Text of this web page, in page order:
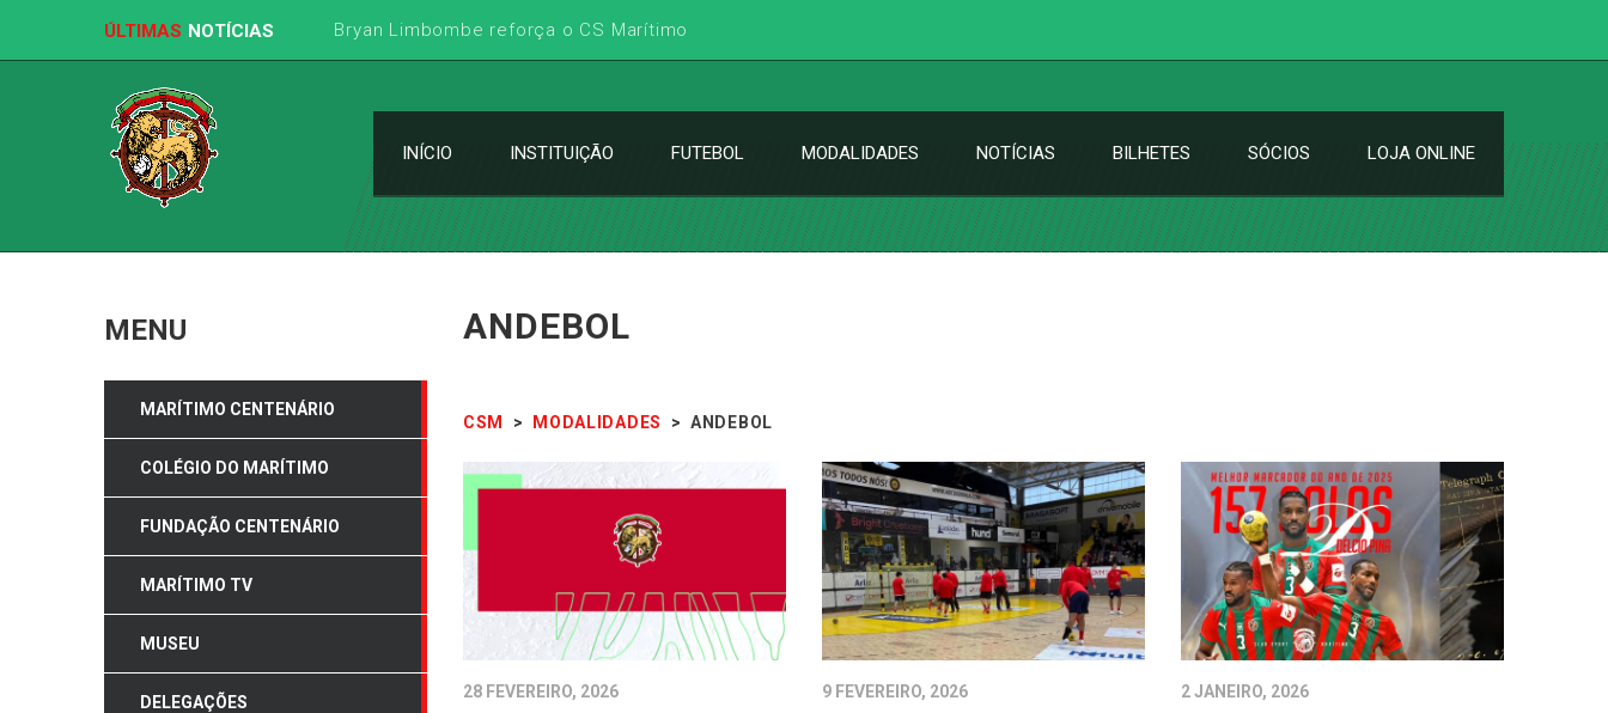
ÚLTIMAS NOTÍCIAS Bryan Limbombe reforça o CS Marítimo
INÍCIO INSTITUIÇÃO FUTEBOL MODALIDADES NOTÍCIAS BILHETES SÓCIOS LOJA ONLINE
ANDEBOL
CSM > MODALIDADES > ANDEBOL
28 FEVEREIRO, 2026 9 FEVEREIRO, 2026 2 JANEIRO, 2026
MENU
MARÍTIMO CENTENÁRIO
COLÉGIO DO MARÍTIMO
FUNDAÇÃO CENTENÁRIO
MARÍTIMO TV
MUSEU
DELEGAÇÕES